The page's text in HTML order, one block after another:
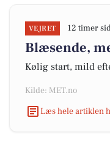
VEJRET 12 timer
Blæsende,
Kølig start, mild
Kilde: MET.no
Læs hele artiklen